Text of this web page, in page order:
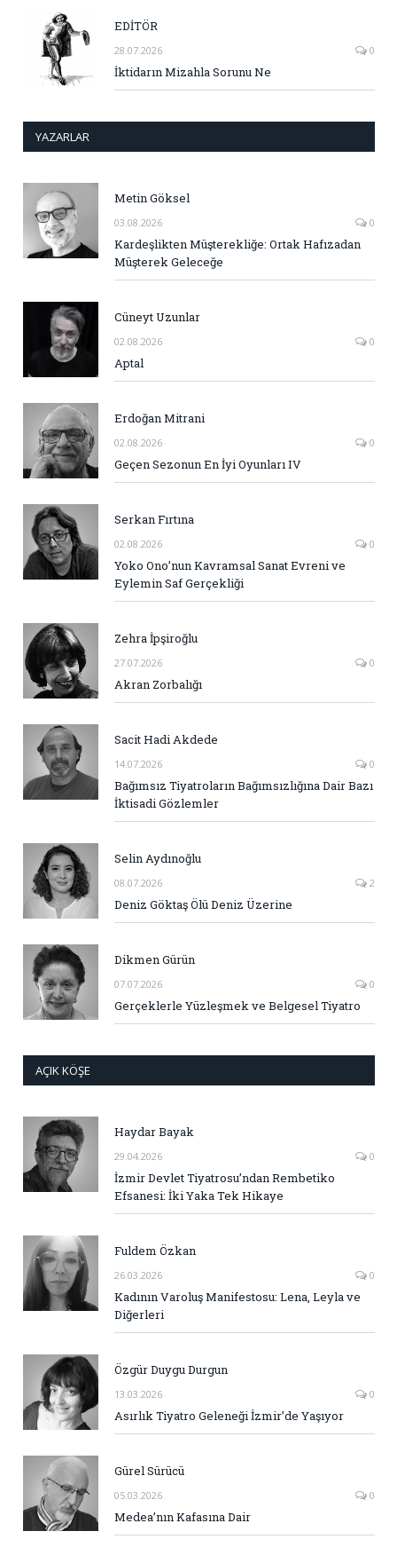
EDİTÖR
28.07.2026 0
İktidarın Mizahla Sorunu Ne
YAZARLAR
Metin Göksel
03.08.2026 0
Kardeşlikten Müşterekliğe: Ortak Hafızadan
Müşterek Geleceğe
Cüneyt Uzunlar
02.08.2026 0
Aptal
Erdoğan Mitrani
02.08.2026 0
Geçen Sezonun En İyi Oyunları IV
Serkan Fırtına
02.08.2026 0
Yoko Ono’nun Kavramsal Sanat Evreni ve
Eylemin Saf Gerçekliği
Zehra İpşiroğlu
27.07.2026 0
Akran Zorbalığı
Sacit Hadi Akdede
14.07.2026 0
Bağımsız Tiyatroların Bağımsızlığına Dair Bazı
İktisadi Gözlemler
Selin Aydınoğlu
08.07.2026 2
Deniz Göktaş Ölü Deniz Üzerine
Dikmen Gürün
07.07.2026 0
Gerçeklerle Yüzleşmek ve Belgesel Tiyatro
AÇIK KÖŞE
Haydar Bayak
29.04.2026 0
İzmir Devlet Tiyatrosu’ndan Rembetiko
Efsanesi: İki Yaka Tek Hikaye
Fuldem Özkan
26.03.2026 0
Kadının Varoluş Manifestosu: Lena, Leyla ve
Diğerleri
Özgür Duygu Durgun
13.03.2026 0
Asırlık Tiyatro Geleneği İzmir’de Yaşıyor
Gürel Sürücü
05.03.2026 0
Medea’nın Kafasına Dair